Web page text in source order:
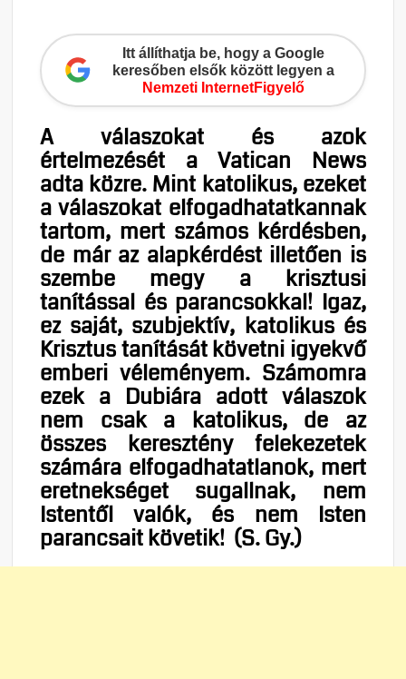
Itt állíthatja be, hogy a Google
keresőben elsők között legyen a
Nemzeti InternetFigyelő
A válaszokat és azok
értelmezését a Vatican News
adta közre. Mint katolikus, ezeket
a válaszokat elfogadhatatkannak
tartom, mert számos kérdésben,
de már az alapkérdést illetően is
szembe megy a krisztusi
tanítással és parancsokkal! Igaz,
ez saját, szubjektív, katolikus és
Krisztus tanítását követni igyekvő
emberi véleményem. Számomra
ezek a Dubiára adott válaszok
nem csak a katolikus, de az
összes keresztény felekezetek
számára elfogadhatatlanok, mert
eretnekséget sugallnak, nem
Istentől valók, és nem Isten
parancsait követik! (S. Gy.)